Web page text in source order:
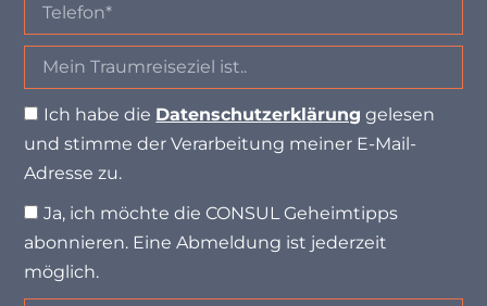
Ich habe die Datenschutzerklärung gelesen
und stimme der Verarbeitung meiner E-Mail-
Adresse zu.
Ja, ich möchte die CONSUL Geheimtipps
abonnieren. Eine Abmeldung ist jederzeit
möglich.